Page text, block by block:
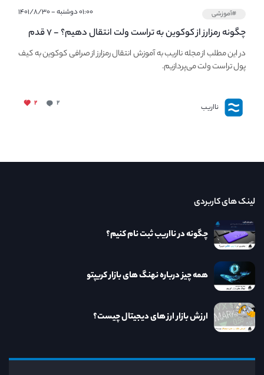
#آموزشی ۰۱:۰۰ دوشنبه - ۱۴۰۱/۸/۳۰
چگونه رمزارز از کوکوین به تراست ولت انتقال دهیم؟ - ۷ قدم
ساده برای انتقال ارزدیجیتال از صرافی Kucoin به Trust Wallet
در این مطلب از مجله نااریب به آموزش انتقال رمزارز از صرافی کوکوین به کیف
پول تراست ولت می‌پردازیم.
نااریب ۲ ۲
لینک های کاربردی
چگونه در نااریب ثبت نام کنیم؟
همه چیز درباره نهنگ های بازار کریپتو
ارزش بازار ارز های دیجیتال چیست؟